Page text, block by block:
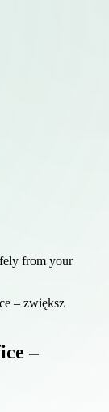
from your
– zwiększ
–